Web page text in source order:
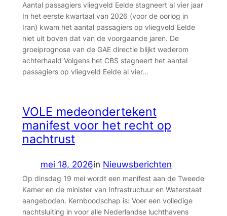
Aantal passagiers vliegveld Eelde stagneert al vier jaar
In het eerste kwartaal van 2026 (voor de oorlog in
Iran) kwam het aantal passagiers op vliegveld Eelde
niet uit boven dat van de voorgaande jaren. De
groeiprognose van de GAE directie blijkt wederom
achterhaald Volgens het CBS stagneert het aantal
passagiers op vliegveld Eelde al vier…
VOLE medeondertekent
manifest voor het recht op
nachtrust
mei 18, 2026in Nieuwsberichten
Op dinsdag 19 mei wordt een manifest aan de Tweede
Kamer en de minister van Infrastructuur en Waterstaat
aangeboden. Kernboodschap is: Voer een volledige
nachtsluiting in voor alle Nederlandse luchthavens